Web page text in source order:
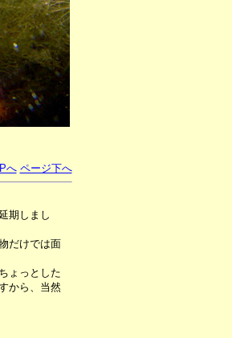
へ ページ下へ
期しまし
だけでは面
ょっとした
から、当然